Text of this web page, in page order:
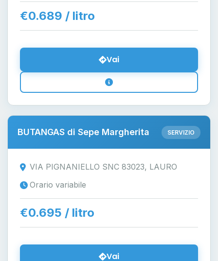
€0.689 / litro
Vai
BUTANGAS di Sepe Margherita SERVIZIO
VIA PIGNANIELLO SNC 83023, LAURO
Orario variabile
€0.695 / litro
Vai